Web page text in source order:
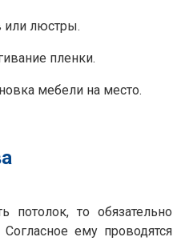
или люстры.
пленки.
мебели на место.
потолок, то обязательно
ему проводятся